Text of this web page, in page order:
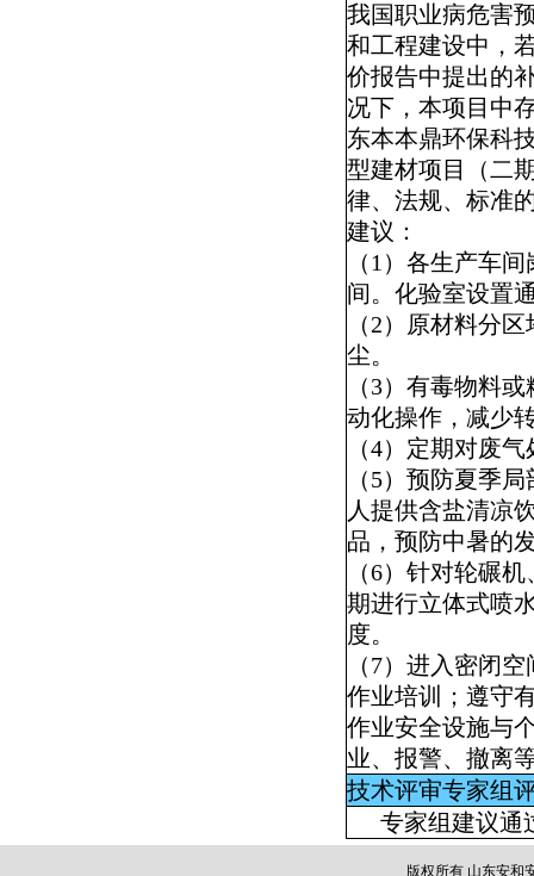
我国职业病危害
和工程建设中，
价报告中提出的
况下，本项目中
东本本鼎环保科
型建材项目（二
律、法规、标准
建议：
（1 ）各生产车
间。化验室设置
（2）原材料分
尘。
（3）有毒物料
动化操作，减少
（4）定期对废
（5）预防夏季
人提供含盐清凉
品，预防中暑的
（6）针对轮碾
期进行立体式喷
度。
（7）进入密闭
作业培训；遵守
作业安全设施与
业、报警、撤离
技术评审专家组
专家组建议通
版权所有 山东安和